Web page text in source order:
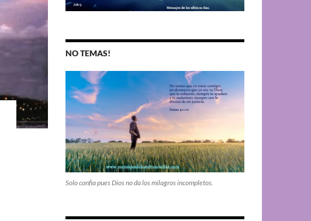
NO TEMAS!
Solo confia pues Dios no da los milagros incompletos.